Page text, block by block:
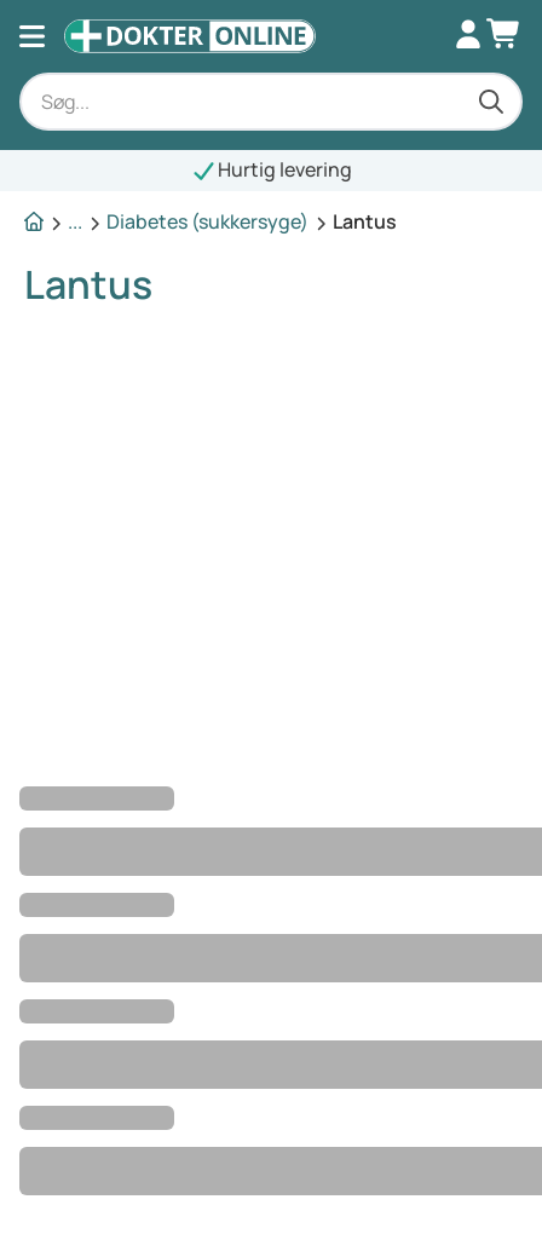
Hurtig levering
...
Diabetes (sukkersyge) Lantus
Lantus